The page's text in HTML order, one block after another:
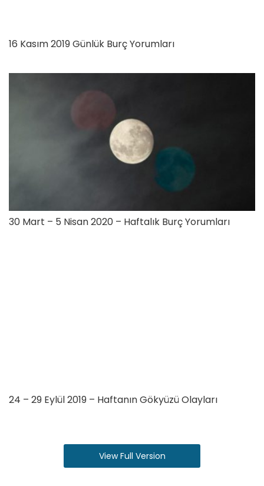
16 Kasım 2019 Günlük Burç Yorumları
30 Mart – 5 Nisan 2020 – Haftalık Burç Yorumları
24 – 29 Eylül 2019 – Haftanın Gökyüzü Olayları
View Full Version